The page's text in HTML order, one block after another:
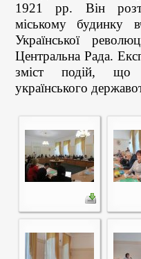
1921 рр. Він
міському будинку
Української
Центральна Рада.
зміст подій, що
українського